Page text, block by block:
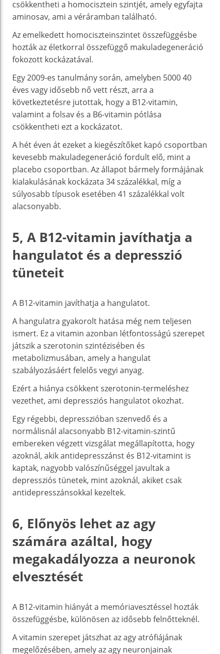
csökkentheti a homocisztein szintjét, amely egyfajta
aminosav, ami a véráramban található.
Az emelkedett homociszteinszintet összefüggésbe
hozták az életkorral összefüggő makuladegeneráció
fokozott kockázatával.
Egy 2009-es tanulmány során, amelyben 5000 40
éves vagy idősebb nő vett részt, arra a
következtetésre jutottak, hogy a B12-vitamin,
valamint a folsav és a B6-vitamin pótlása
csökkentheti ezt a kockázatot.
A hét éven át ezeket a kiegészítőket kapó csoportban
kevesebb makuladegeneráció fordult elő, mint a
placebo csoportban. Az állapot bármely formájának
kialakulásának kockázata 34 százalékkal, míg a
súlyosabb típusok esetében 41 százalékkal volt
alacsonyabb.
5, A B12-vitamin javíthatja a
hangulatot és a depresszió
tüneteit
A B12-vitamin javíthatja a hangulatot.
A hangulatra gyakorolt hatása még nem teljesen
ismert. Ez a vitamin azonban létfontosságú szerepet
játszik a szerotonin szintézisében és
metabolizmusában, amely a hangulat
szabályozásáért felelős vegyi anyag.
Ezért a hiánya csökkent szerotonin-termeléshez
vezethet, ami depressziós hangulatot okozhat.
Egy régebbi, depresszióban szenvedő és a
normálisnál alacsonyabb B12-vitamin-szintű
embereken végzett vizsgálat megállapította, hogy
azoknál, akik antidepresszánst és B12-vitamint is
kaptak, nagyobb valószínűséggel javultak a
depressziós tünetek, mint azoknál, akiket csak
antidepresszánsokkal kezeltek.
6, Előnyös lehet az agy
számára azáltal, hogy
megakadályozza a neuronok
elvesztését
A B12-vitamin hiányát a memóriavesztéssel hozták
összefüggésbe, különösen az idősebb felnőtteknél.
A vitamin szerepet játszhat az agy atrófiájának
megelőzésében, amely az agy neuronjainak